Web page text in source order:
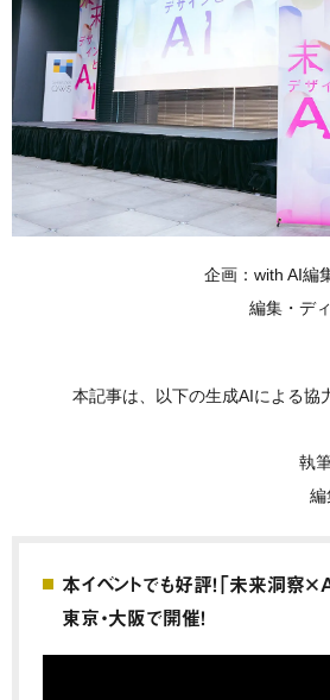
企画：with AI編
編集・デ
本記事は、以下の生成AIによる協
執
編
本イベントでも好評！「未来洞察
東京・大阪で開催！